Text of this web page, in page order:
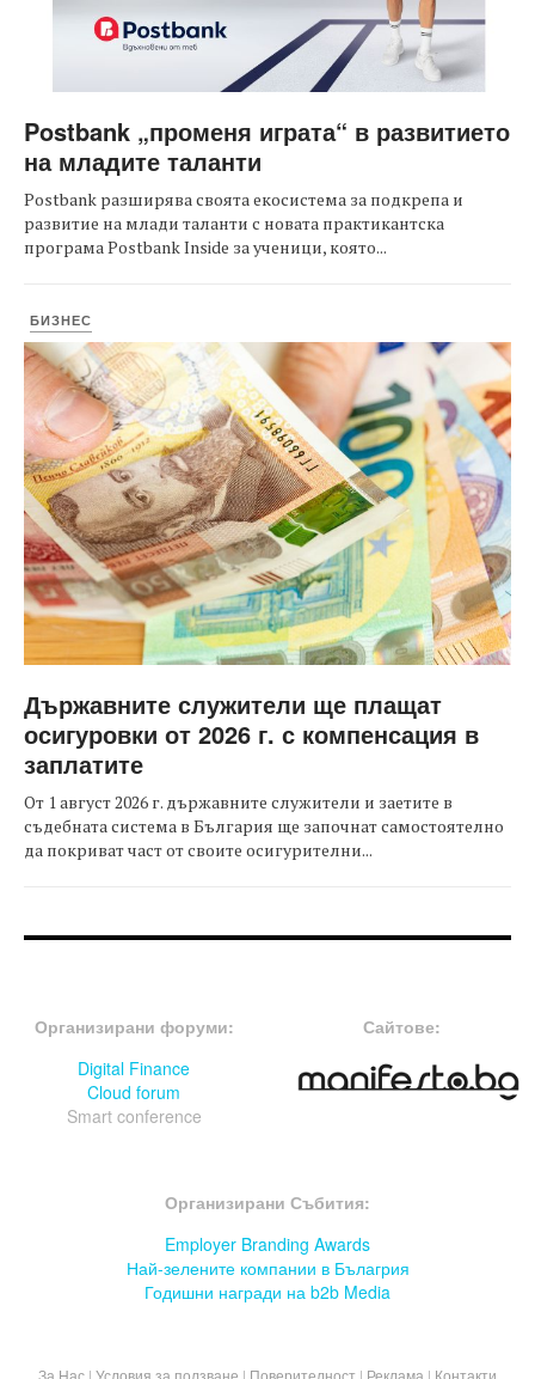
Postbank „променя играта“ в развитието
на младите таланти
Postbank разширява своята екосистема за подкрепа и
развитие на млади таланти с новата практикантска
програма Postbank Inside за ученици, която...
БИЗНЕС
Държавните служители ще плащат
осигуровки от 2026 г. с компенсация в
заплатите
От 1 август 2026 г. държавните служители и заетите в
съдебната система в България ще започнат самостоятелно
да покриват част от своите осигурителни...
Организирани форуми:
Digital Finance
Cloud forum
Smart conference
Сайтове:
Организирани Събития:
Employer Branding Awards
Най-зелените компании в Бълагрия
Годишни награди на b2b Media
За Нас | Условия за ползване | Поверителност | Реклама | Контакти